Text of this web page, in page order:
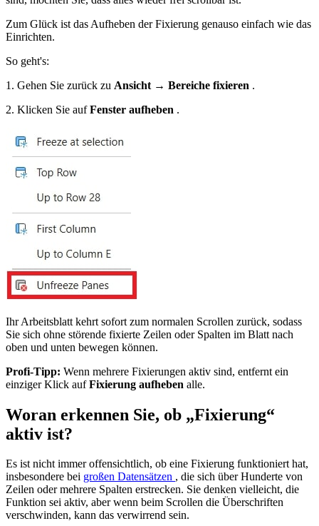
Zum Glück ist das Aufheben der Fixierung genauso einfach wie das
Einrichten.
So geht's:
1. Gehen Sie zurück zu Ansicht → Bereiche fixieren .
2. Klicken Sie aufFenster aufheben .
Ihr Arbeitsblatt kehrt sofort zum normalen Scrollen zurück, sodass
Sie sich ohne störende fixierte Zeilen oder Spalten im Blatt nach
oben und unten bewegen können.
Profi-Tipp: Wenn mehrere Fixierungen aktiv sind, entfernt ein
einziger Klick aufFixierung aufheben alle.
Woran erkennen Sie, ob „Fixierung“
aktiv ist?
Es ist nicht immer offensichtlich, ob eine Fixierung funktioniert hat,
insbesondere bei großen Datensätzen , die sich über Hunderte von
Zeilen oder mehrere Spalten erstrecken. Sie denken vielleicht, die
Funktion sei aktiv, aber wenn beim Scrollen die Überschriften
verschwinden, kann das verwirrend sein.